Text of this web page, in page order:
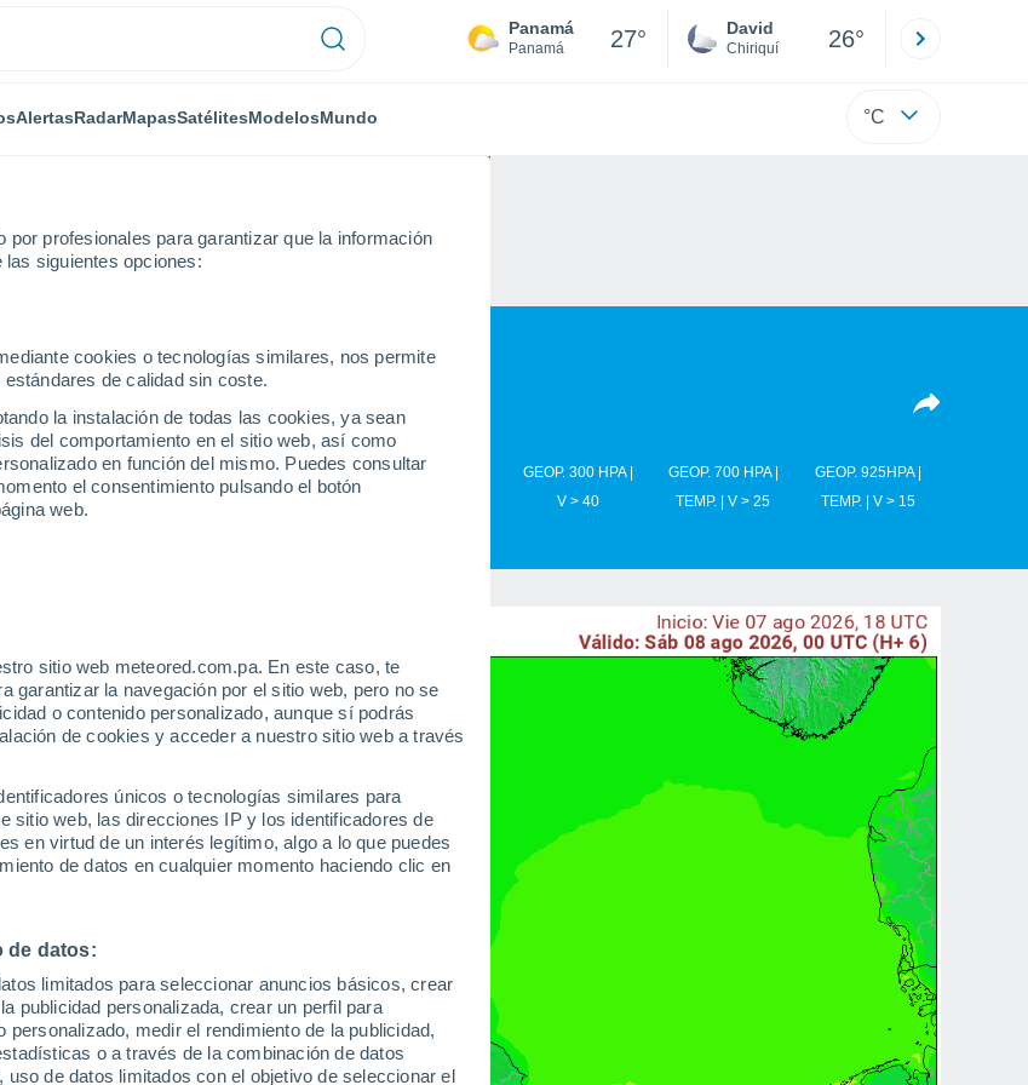
profesionales para garantizar que la información
siguientes opciones:
cookies o tecnologías similares, nos permite
de calidad sin coste.
la instalación de todas las cookies, ya sean
del comportamiento en el sitio web, así como
en función del mismo. Puedes consultar
el consentimiento pulsando el botón
web.
sitio web meteored.com.pa. En este caso, te
garantizar la navegación por el sitio web, pero no se
o contenido personalizado, aunque sí podrás
de cookies y acceder a nuestro sitio web a través
únicos o tecnologías similares para
sitio web, las direcciones IP y los identificadores de
en virtud de un interés legítimo, algo a lo que puedes
de datos en cualquier momento haciendo clic en
de datos:
limitados para seleccionar anuncios básicos, crear
publicidad personalizada, crear un perfil para
medir el rendimiento de la publicidad,
o a través de la combinación de datos
de datos limitados con el objetivo de seleccionar el
Panamá
Panamá 27° David
Chiriquí 26°
AlertasRadarMapasSatélitesModelosMundo °C
GEOP. 850 HPA |
GEOP. 500 HPA |
VIENTO 10M |
GEOP. 300 HPA |
V > 40
GEOP. 700 HPA |
TEMP. | V > 25
GEOP. 925HPA |
TEMP. | V > 15